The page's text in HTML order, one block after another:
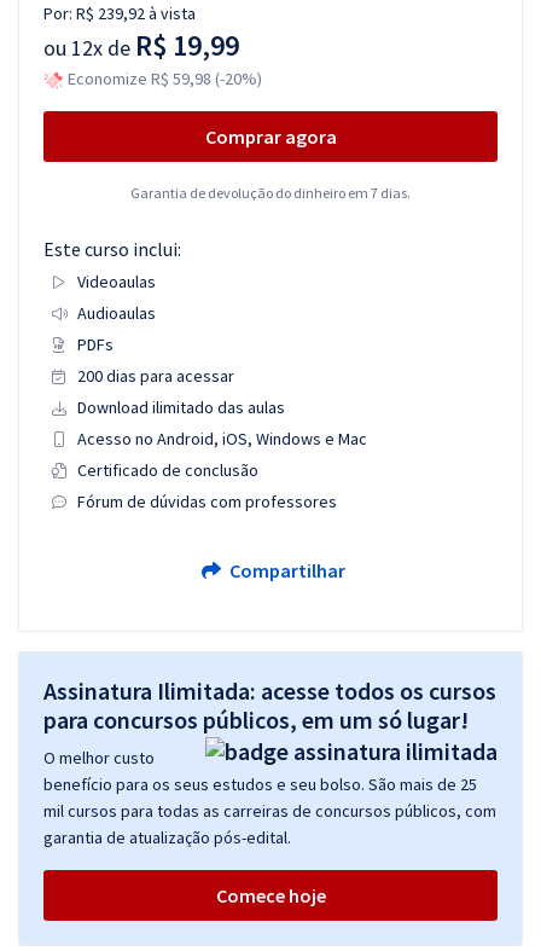
Por: R$ 239,92à vista
ou 12x de R$ 19,99
Economize R$ 59,98 (-20%)
Comprar agora
Garantia de devolução do dinheiro em 7 dias.
Este curso inclui:
Videoaulas
Audioaulas
PDFs
200 dias para acessar
Download ilimitado das aulas
Acesso no Android, iOS, Windows e Mac
Certificado de conclusão
Fórum de dúvidas com professores
Compartilhar
Assinatura Ilimitada: acesse todos os cursos
para concursos públicos, em um só lugar!
O melhor custo
benefício para os seus estudos e seu bolso. São mais de 25
mil cursos para todas as carreiras de concursos públicos, com
garantia de atualização pós-edital.
Comece hoje